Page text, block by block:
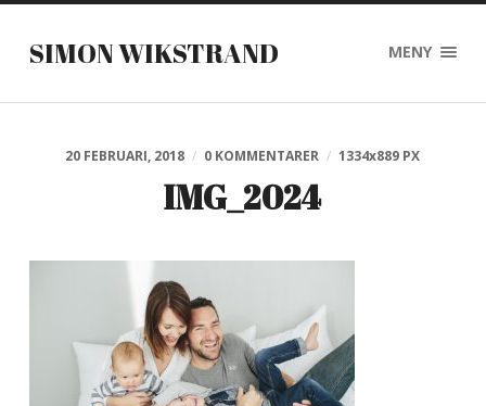
SIMON WIKSTRAND MENY
20 FEBRUARI, 2018 / 0 KOMMENTARER / 1334x889 PX
IMG_2024